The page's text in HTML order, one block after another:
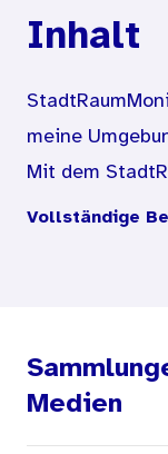
Inhalt
meine
Mit dem
die eigene
oder vielleicht
erleben.
Vollständige
Medien